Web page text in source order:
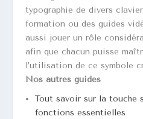
typographie de divers
formation ou des guides
aussi jouer un rôle
afin que chacun puisse
l’utilisation de ce symbole
Nos autres guides
Tout savoir sur la touche
fonctions essentielles